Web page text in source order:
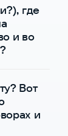
где
и во
Вот
и